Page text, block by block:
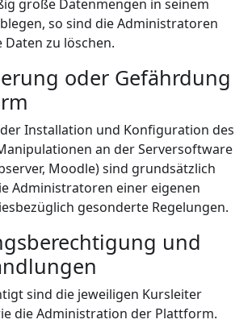
große Datenmengen in seinem
so sind die Administratoren
zu löschen.
oder Gefährdung
Installation und Konfiguration des
an der Serversoftware
Moodle) sind grundsätzlich
Administratoren einer eigenen
gesonderte Regelungen.
und
sind die jeweiligen Kursleiter
die Administration der Plattform.